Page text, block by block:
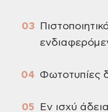
Φωτοτυπίες
Εν ισχύ